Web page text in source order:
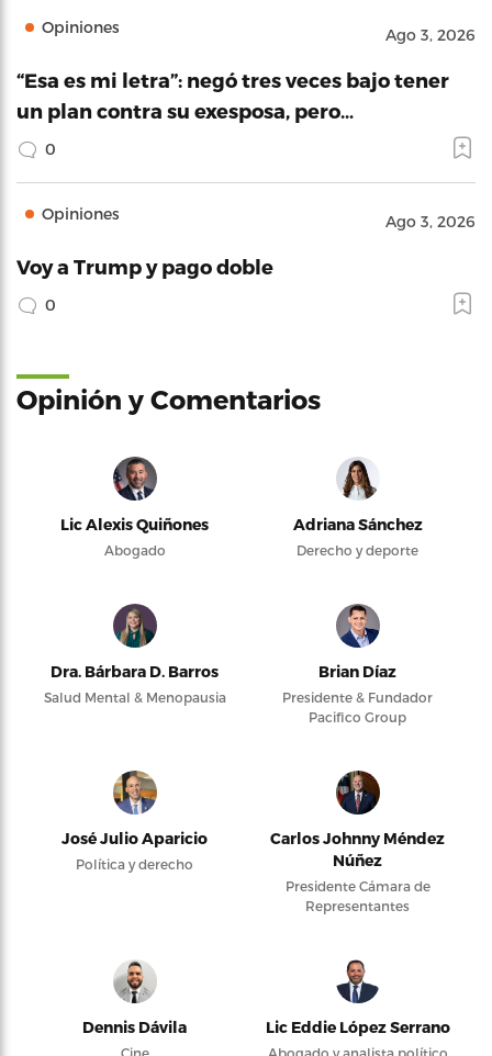
Opiniones Ago 3, 2026
“Esa es mi letra”: negó tres veces bajo tener
un plan contra su exesposa, pero…
0
Opiniones Ago 3, 2026
Voy a Trump y pago doble
0
Opinión y Comentarios
Lic Alexis Quiñones
Abogado
Adriana Sánchez
Derecho y deporte
Dra. Bárbara D. Barros
Salud Mental & Menopausia
Brian Díaz
Presidente & Fundador
Pacifico Group
José Julio Aparicio
Política y derecho
Carlos Johnny Méndez
Núñez
Presidente Cámara de
Representantes
Dennis Dávila
Cine
Lic Eddie López Serrano
Abogado y analista político